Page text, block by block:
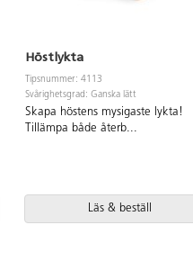
Höstlykta
Tipsnummer: 4113
Svårighetsgrad: Ganska lätt
Skapa höstens mysigaste lykta!
Tillämpa både återb...
Läs & beställ